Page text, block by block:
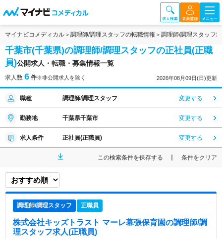
マイナビコメディカル 調理師/調理スタッフの転職情報 調理師/調理スタッフ
千葉市(千葉県)の調理師/調理スタッフの正社員(正職
員)公開求人・転職・募集情報一覧
求人数 6 件※非公開求人を除く 2026年08月09日(日)更新
職種 調理師/調理スタッフ 変更する
勤務地 千葉県千葉市 変更する
求人条件 正社員(正職員) 変更する
この検索条件を保存する 条件をクリア
調理師/調理スタッフ 正職員
株式会社キッズトラスト マーレ幕張保育園の調理師/調
理スタッフ求人(正職員)